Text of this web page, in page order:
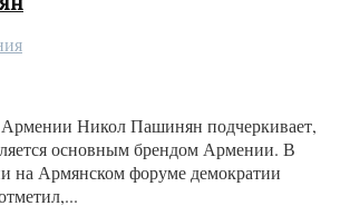
Никол Пашинян подчеркивает,
основным брендом Армении. В
на Армянском форуме демократии